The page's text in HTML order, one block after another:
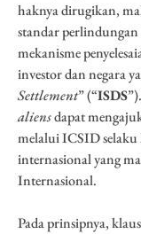
haknya dirugikan,
standar
mekanisme
investor dan negara
Settlement” (“ISDS
aliensdapat
melalui ICSID selaku
internasional yang
Internasional.
Pada prinsipnya,